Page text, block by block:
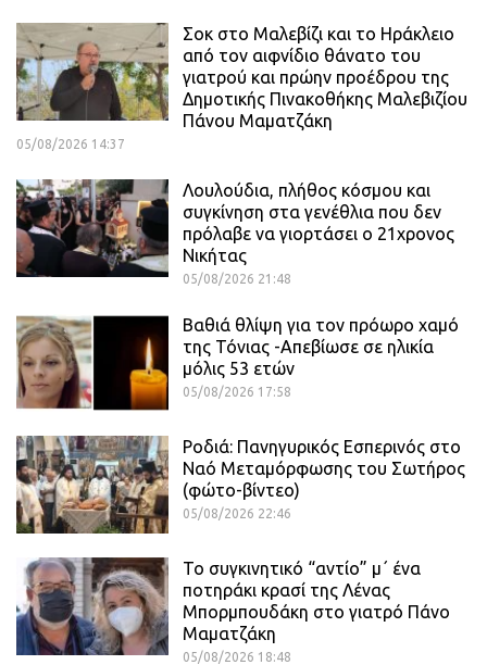
Σοκ στο Μαλεβίζι και το Ηράκλειο
από τον αιφνίδιο θάνατο του
γιατρού και πρώην προέδρου της
Δημοτικής Πινακοθήκης Μαλεβιζίου
Πάνου Μαματζάκη
05/08/2026 14:37
Λουλούδια, πλήθος κόσμου και
συγκίνηση στα γενέθλια που δεν
πρόλαβε να γιορτάσει ο 21χρονος
Νικήτας
05/08/2026 21:48
Βαθιά θλίψη για τον πρόωρο χαμό
της Τόνιας -Απεβίωσε σε ηλικία
μόλις 53 ετών
05/08/2026 17:58
Ροδιά: Πανηγυρικός Εσπερινός στο
Ναό Μεταμόρφωσης του Σωτήρος
(φώτο-βίντεο)
05/08/2026 22:46
Το συγκινητικό “αντίο” μ΄ ένα
ποτηράκι κρασί της Λένας
Μπορμπουδάκη στο γιατρό Πάνο
Μαματζάκη
05/08/2026 18:48